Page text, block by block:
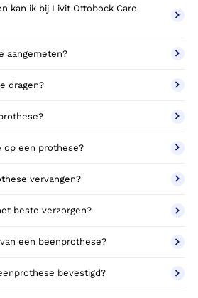
kan ik bij Livit Ottobock Care
aangemeten?
dragen?
op een prothese?
vervangen?
beste verzorgen?
een beenprothese?
bevestigd?